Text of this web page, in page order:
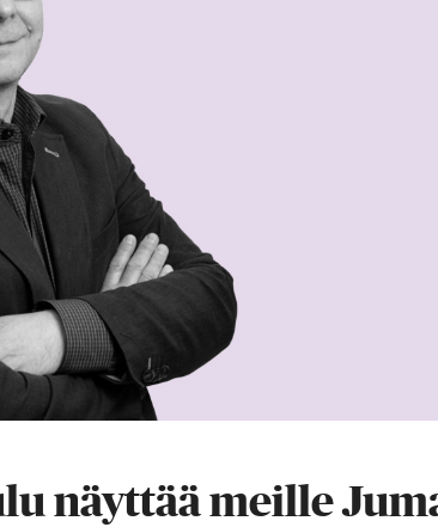
näyttää meille